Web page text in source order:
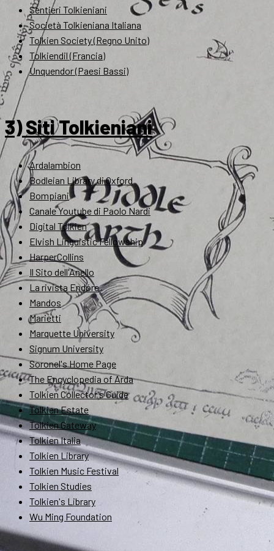
Sentieri Tolkieniani
Società Tolkieniana Italiana
Tolkien Society (Regno Unito)
Tolkiendil (Francia)
Unquendor (Paesi Bassi)
3) Siti Tolkieniani
Ardalambion
Bodleian Library di Oxford
Bompiani
Canale Youtube di Paolo Nardi
Digital Tolkien
Elvish Linguistic Fellowship
HarperCollins
Il Sito dell'Anello
La rivista Endóre
Mandos
Marietti
Marquette University
Signum University
Soronel's Home Page
The Encyclopedia of Arda
Tolkien Collector's Guide
Tolkien Estate
Tolkien Gateway
Tolkien Italia
Tolkien Library
Tolkien Music Festival
Tolkien Studies
Tolkien's Library
Wu Ming Foundation